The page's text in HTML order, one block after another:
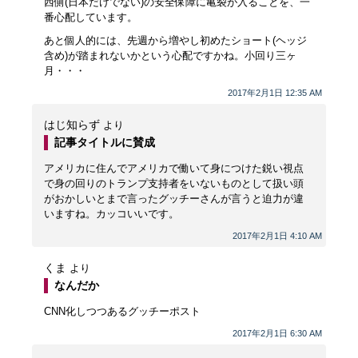
2017年2月1日 12:35 AM
番心配しています。
あと個人的には、先週から増やし初めたショート(ヘッジ
含め)が踏まれないかという心配ですかね。小回り三ヶ
月・・・
はじ知らず より
2017年2月1日 4:10 AM
記事タイトルに賛成
アメリカに住んでアメリカで働いて身につけた鋭い視点
で身の回りのトランプ支持者をいないものとして扱い頭
がおかしいとまで言ったグッチーさんが言うと迫力が違
いますね。カッコいいです。
くま より
2017年2月1日 6:30 AM
なんだか
CNN化しつつあるグッチーポスト